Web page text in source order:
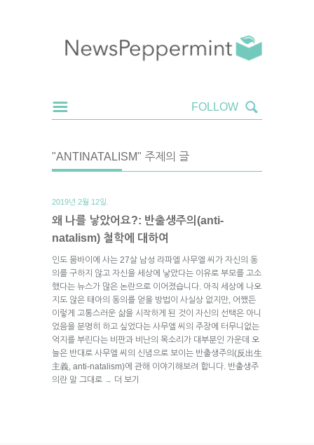
"ANTINATALISM" 주제의 글
2019년 2월 12일.
왜 나를 낳았어요?: 반출생주의(anti-
natalism) 철학에 대하여
인도 뭄바이에 사는 27살 남성 라파엘 사무엘 씨가 자신의 동
의를 구하지 않고 자신을 세상에 낳았다는 이유로 부모를 고소
했다는 뉴스가 많은 논란으로 이어졌습니다. 아직 세상에 나오
지도 않은 태아의 동의를 얻을 방법이 사실상 없지만, 어쨌든
이렇게 고통스러운 삶을 시작하게 된 것이 자신의 선택은 아니
었음을 분명히 하고 싶었다는 사무엘 씨의 주장에 터무니없는
억지를 부린다는 비판과 비난의 목소리가 대부분인 가운데 오
늘은 반대로 사무엘 씨의 신념으로 보이는 반출생주의(反出生
主義, anti-natalism)에 관해 이야기해보려 합니다. 반출생주
의란 말 그대로 → 더 보기